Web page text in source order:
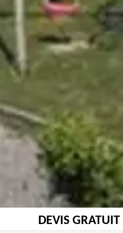
DEVIS GRATUIT